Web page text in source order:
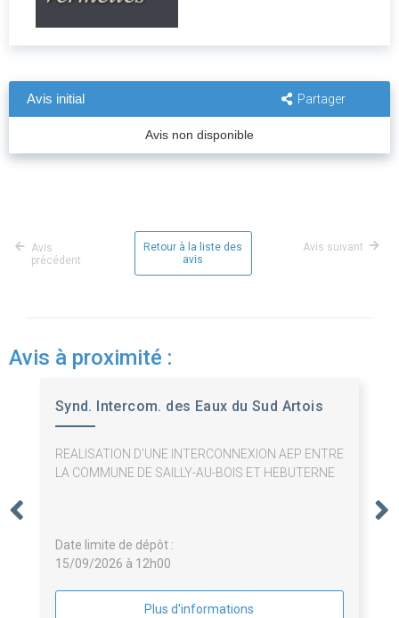
Avis initial Partager
Avis non disponible
Avis
précédent
Retour à la liste des
avis
Avis suivant
Avis à proximité :
Synd. Intercom. des Eaux du Sud Artois
REALISATION D'UNE INTERCONNEXION AEP ENTRE
LA COMMUNE DE SAILLY-AU-BOIS ET HEBUTERNE
Date limite de dépôt :
15/09/2026 à 12h00
Plus d'informations